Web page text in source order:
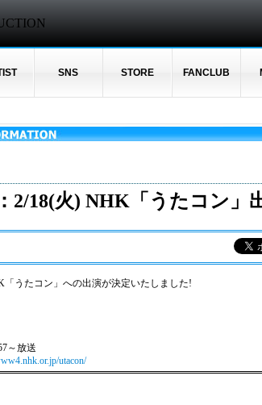
SNS STORE FANCLUB
2/18(火) NHK「うたコン」
「うたコン」への出演が決定いたしました!
～放送
utacon/